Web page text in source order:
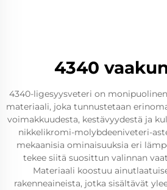
4340
4340-ligesyysveteri on
materiaali, joka tunnustetaan
voimakkuudesta, kestävyydestä ja
nikkelikromi-molybdeeniveteri-
mekaanisia ominaisuuksia eri
tekee siitä suosittun valinnan
Materiaali koostuu
rakenneaineista, jotka sisältävät